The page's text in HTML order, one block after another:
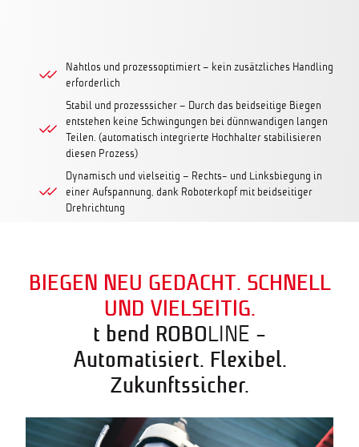
Nahtlos und prozessoptimiert – kein zusätzliches Handling
erforderlich
Stabil und prozesssicher – Durch das beidseitige Biegen
entstehen keine Schwingungen bei dünnwandigen langen
Teilen. (automatisch integrierte Hochhalter stabilisieren
diesen Prozess)
Dynamisch und vielseitig – Rechts- und Linksbiegung in
einer Aufspannung, dank Roboterkopf mit beidseitiger
Drehrichtung
BIEGEN NEU GEDACHT. SCHNELL
UND VIELSEITIG.
t bend ROBOLINE -
Automatisiert. Flexibel.
Zukunftssicher.